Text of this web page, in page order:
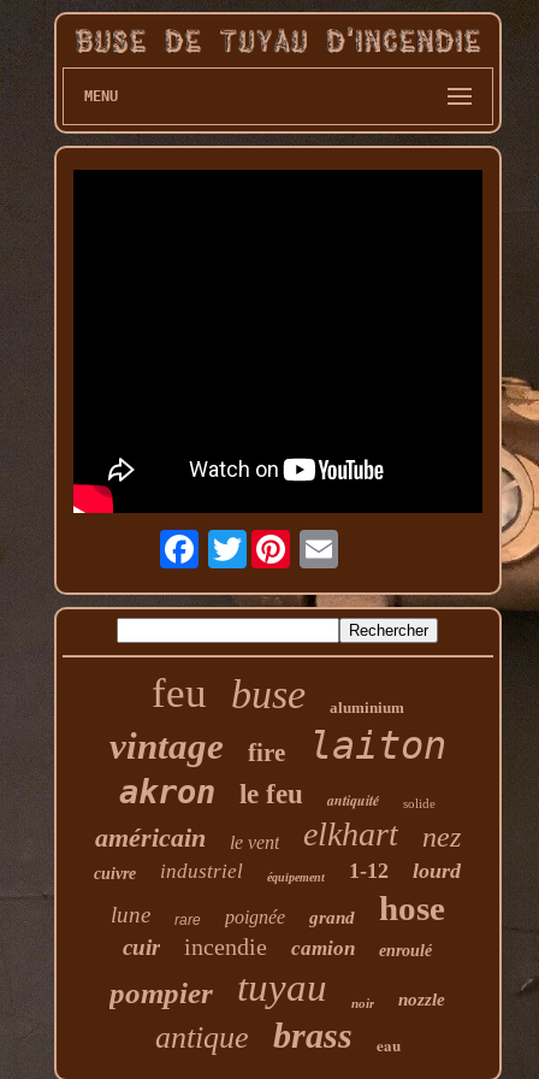
MENU
Twitter
feu buse aluminium
vintage fire laiton
akron le feu antiquité solide
américain le vent elkhart nez
cuivre industriel équipement 1-12 lourd
lune rare poignée grand hose
cuir incendie camion enroulé
pompier tuyau noir nozzle
antique brass eau